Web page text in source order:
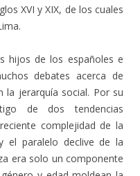
XVI y XIX, de los cuales
hijos de los españoles e
debates acerca de
la jerarquía social. Por su
de dos tendencias
complejidad de la
el paralelo declive de la
era solo un componente